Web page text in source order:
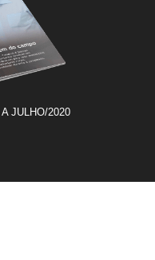
JULHO/2020